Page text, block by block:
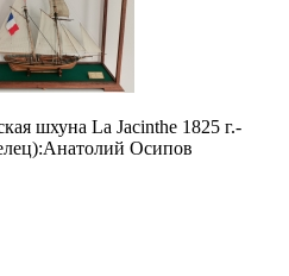
шхуна La Jacinthe 1825 г.-
Осипов